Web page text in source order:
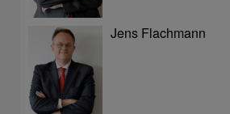
Jens Flachmann